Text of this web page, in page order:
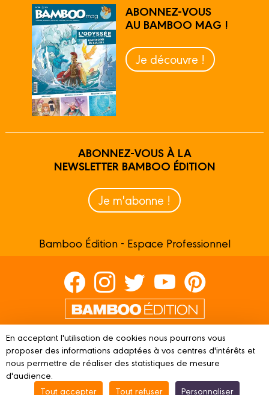
ABONNEZ-VOUS
AU BAMBOO MAG !
Je découvre !
ABONNEZ-VOUS À LA
NEWSLETTER BAMBOO ÉDITION
Je m'abonne !
Bamboo Édition - Espace Professionnel
Contactez-nous
Devenir partenaire
En acceptant l'utilisation de cookies nous pourrons vous
proposer des informations adaptées à vos centres d'intérêts et
nous permettre de réaliser des statistiques de mesure
d'audience.
Tout accepter
Tout refuser Personnaliser